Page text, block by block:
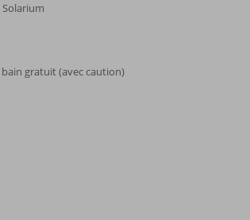
gratuit (avec caution)